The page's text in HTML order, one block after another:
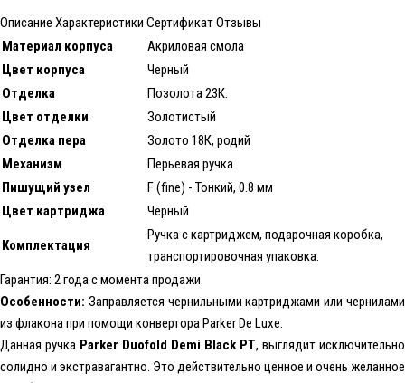
Описание Характеристики СертификатОтзывы
Материал корпуса
Акриловая смола
Цвет корпуса
Черный
Отделка
Позолота 23К.
Цвет отделки
Золотистый
Отделка пера
Золото 18К, родий
Механизм
Перьевая ручка
Пишущий узел
F (fine) - Тонкий, 0.8 мм
Цвет картриджа
Черный
Комплектация
Ручка с картриджем, подарочная коробка,
транспортировочная упаковка.
Гарантия: 2 года с момента продажи.
Особенности: Заправляется чернильными картриджами или чернилами
из флакона при помощи конвертора Parker De Luxe.
Данная ручка Parker Duofold Demi Black PT, выглядит исключительно
солидно и экстравагантно. Это действительно ценное и очень желанное